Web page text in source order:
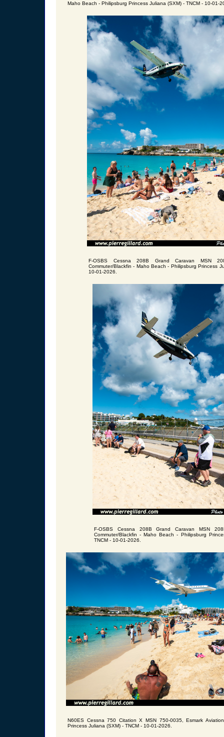
Maho Beach - Philipsburg Princess Juliana (SXM) - TNCM - 10-01-
F-OSBS Cessna 208B Grand Caravan MSN
Commuter/Blackfin - Maho Beach - Philipsburg Princess
10-01-2026.
F-OSBS Cessna 208B Grand Caravan MSN
Commuter/Blackfin - Maho Beach - Philipsburg
TNCM - 10-01-2026.
N60ES Cessna 750 Citation X MSN 750-0035, Esmark
Princess Juliana (SXM) - TNCM - 10-01-2026.